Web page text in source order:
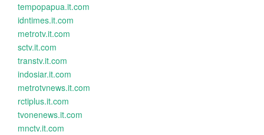
tempopapua.it.com
idntimes.it.com
metrotv.it.com
sctv.it.com
transtv.it.com
indosiar.it.com
metrotvnews.it.com
rctiplus.it.com
tvonenews.it.com
mnctv.it.com